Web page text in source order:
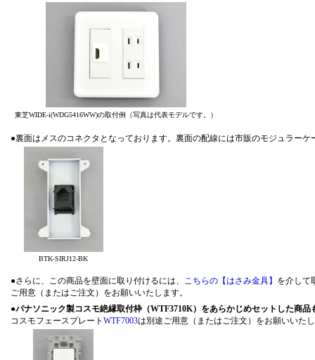
東芝WIDE-i(WDG5416WW)の取付例（写真は代表モデルです。）
●裏面はメスのコネクタとなっております。裏面の配線には市販のモジュラーケ
BTK-SIRJ12-BK
●さらに、この商品を壁面に取り付けるには、 こちらの【はさみ金具】 を介して
ご用意（またはご注文）をお願いいたします。
●パナソニック製コスモ絶縁取付枠（WTF3710K）をあらかじめセットした商品
コスモフェースプレート WTF7003は別途ご用意（またはご注文）をお願